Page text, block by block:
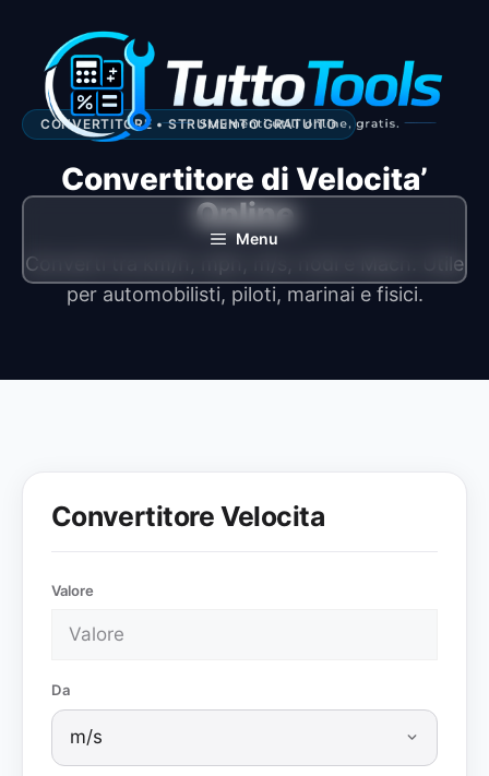
contenuto
Menu
CONVERTITORE • STRUMENTO GRATUITO
Convertitore di Velocita’
Online
Converti tra km/h, mph, m/s, nodi e Mach. Utile
per automobilisti, piloti, marinai e fisici.
Convertitore Velocita
Valore
Da